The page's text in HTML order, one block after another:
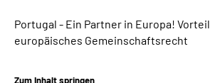
Beratung & Kontakt
Portugal - Ein Partner in Europa!
europäisches Gemeinschaftsrecht
Zum Inhalt springen